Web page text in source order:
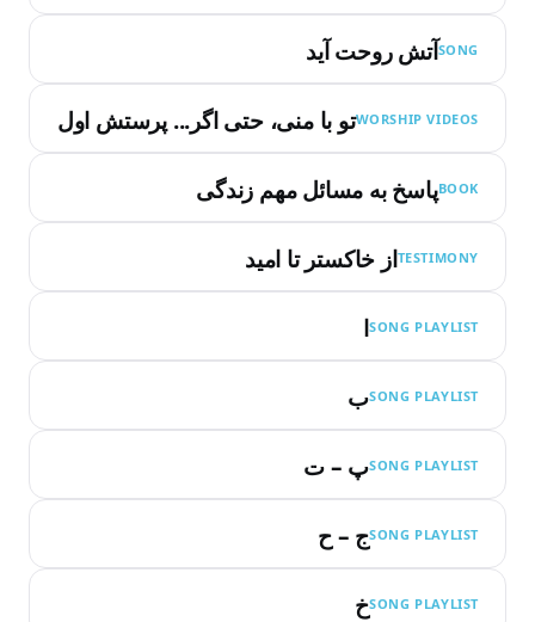
SONGآتش روحت آید
WORSHIP VIDEOSتو با منی، حتی اگر... پرستش اول
BOOKپاسخ به مسائل مهم زندگی
TESTIMONYاز خاکستر تا امید
SONG PLAYLISTا
SONG PLAYLISTب
SONG PLAYLISTپ – ت
SONG PLAYLISTج – ح
SONG PLAYLISTخ